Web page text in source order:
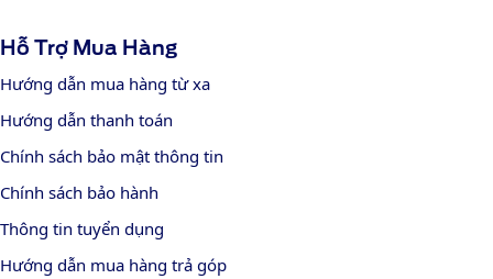
Hỗ Trợ Mua Hàng
Hướng dẫn mua hàng từ xa
Hướng dẫn thanh toán
Chính sách bảo mật thông tin
Chính sách bảo hành
Thông tin tuyển dụng
Hướng dẫn mua hàng trả góp